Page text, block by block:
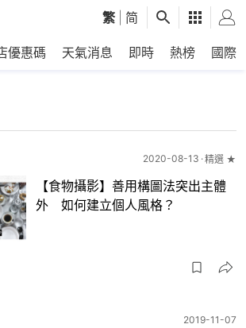
繁 简
優惠碼 天氣消息 即時 熱榜 國際
2020-08-13 精選 ★
【食物攝影】善用構圖法突出主體
外 如何建立個人風格？
2019-11-07